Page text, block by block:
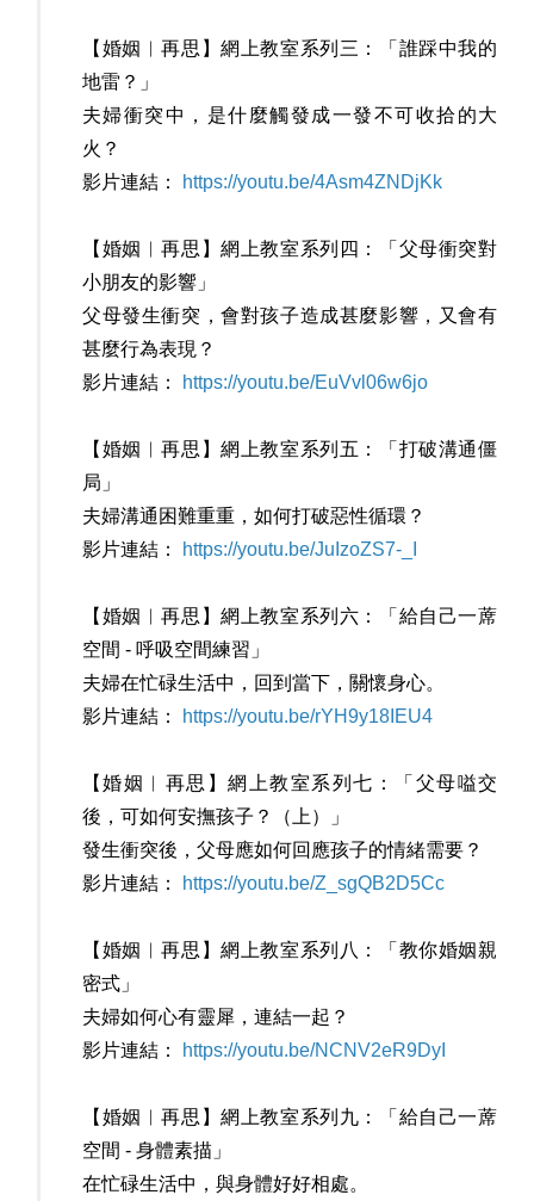
【婚姻︳再思】網上教室系列三：「誰踩中我的
地雷？」
夫婦衝突中，是什麼觸發成一發不可收拾的大
火？
影片連結：
https://youtu.be/4Asm4ZNDjKk
【婚姻︳再思】網上教室系列四：「父母衝突對
小朋友的影響」
父母發生衝突，會對孩子造成甚麼影響，又會有
甚麼行為表現？
影片連結：
https://youtu.be/EuVvl06w6jo
【婚姻︳再思】網上教室系列五：「打破溝通僵
局」
夫婦溝通困難重重，如何打破惡性循環？
影片連結：
https://youtu.be/JuIzoZS7-_I
【婚姻︳再思】網上教室系列六：「給自己一蓆
空間 - 呼吸空間練習」
夫婦在忙碌生活中，回到當下，關懷身心。
影片連結：
https://youtu.be/rYH9y18IEU4
【婚姻︳再思】網上教室系列七：「父母嗌交
後，可如何安撫孩子？（上）」
發生衝突後，父母應如何回應孩子的情緒需要？
影片連結：
https://youtu.be/Z_sgQB2D5Cc
【婚姻︳再思】網上教室系列八：「教你婚姻親
密式」
夫婦如何心有靈犀，連結一起？
影片連結：
https://youtu.be/NCNV2eR9DyI
【婚姻︳再思】網上教室系列九：「給自己一蓆
空間 - 身體素描」
在忙碌生活中，與身體好好相處。